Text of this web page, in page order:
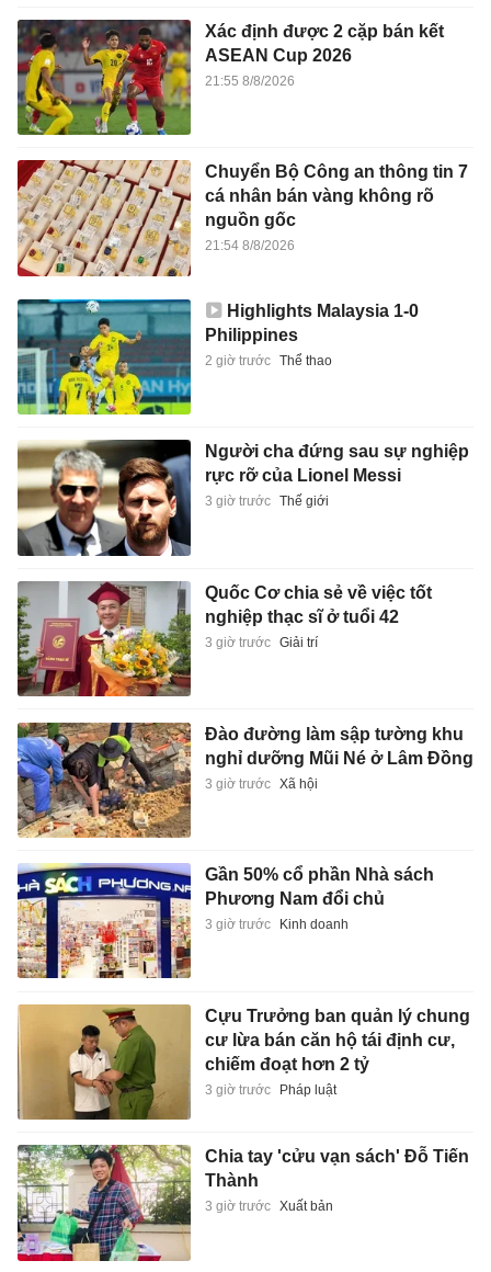
Xác định được 2 cặp bán kết
ASEAN Cup 2026
21:55 8/8/2026
Chuyển Bộ Công an thông tin 7
cá nhân bán vàng không rõ
nguồn gốc
21:54 8/8/2026
Highlights Malaysia 1-0
Philippines
2 giờ trước Thể thao
Người cha đứng sau sự nghiệp
rực rỡ của Lionel Messi
3 giờ trước Thế giới
Quốc Cơ chia sẻ về việc tốt
nghiệp thạc sĩ ở tuổi 42
3 giờ trước Giải trí
Đào đường làm sập tường khu
nghỉ dưỡng Mũi Né ở Lâm Đồng
3 giờ trước Xã hội
Gần 50% cổ phần Nhà sách
Phương Nam đổi chủ
3 giờ trước Kinh doanh
Cựu Trưởng ban quản lý chung
cư lừa bán căn hộ tái định cư,
chiếm đoạt hơn 2 tỷ
3 giờ trước Pháp luật
Chia tay 'cửu vạn sách' Đỗ Tiến
Thành
3 giờ trước Xuất bản